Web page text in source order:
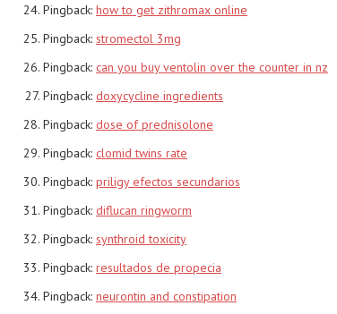
Pingback: how to get zithromax online
Pingback: stromectol 3mg
Pingback: can you buy ventolin over the counter in nz
Pingback: doxycycline ingredients
Pingback: dose of prednisolone
Pingback: clomid twins rate
Pingback: priligy efectos secundarios
Pingback: diflucan ringworm
Pingback: synthroid toxicity
Pingback: resultados de propecia
Pingback: neurontin and constipation